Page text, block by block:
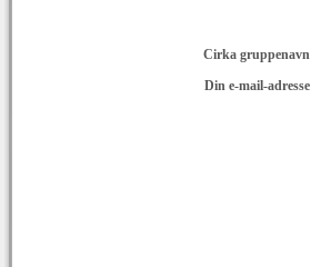
Cirka
Din e-mail-